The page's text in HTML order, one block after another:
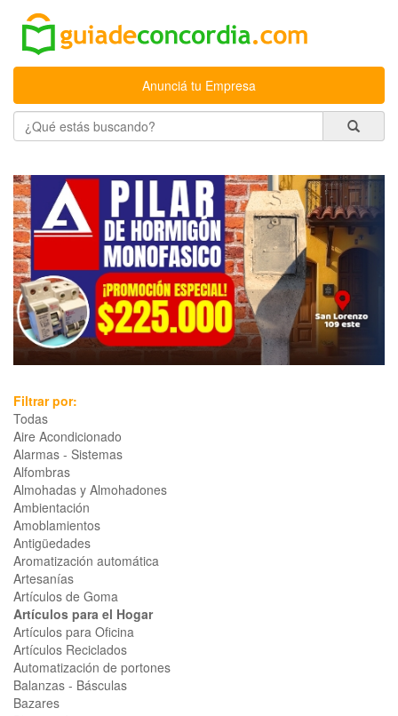
Anunciá tu Empresa
Filtrar por:
Todas
Aire Acondicionado
Alarmas - Sistemas
Alfombras
Almohadas y Almohadones
Ambientación
Amoblamientos
Antigüedades
Aromatización automática
Artesanías
Artículos de Goma
Artículos para el Hogar
Artículos para Oficina
Artículos Reciclados
Automatización de portones
Balanzas - Básculas
Bazares